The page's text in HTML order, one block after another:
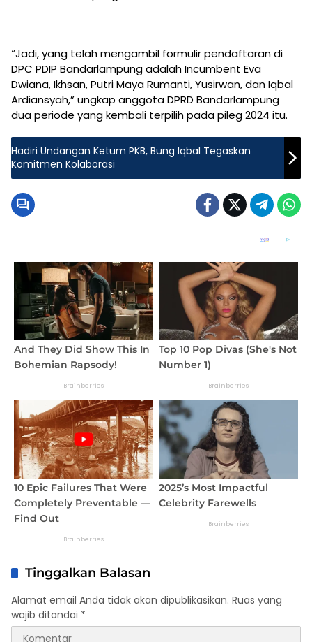
“Jadi, yang telah mengambil formulir pendaftaran di
DPC PDIP Bandarlampung adalah Incumbent Eva
Dwiana, Ikhsan, Putri Maya Rumanti, Yusirwan, dan Iqbal
Ardiansyah,” ungkap anggota DPRD Bandarlampung
dua periode yang kembali terpilih pada pileg 2024 itu.
Hadiri Undangan Ketum PKB, Bung Iqbal Tegaskan
Komitmen Kolaborasi
Tinggalkan Balasan
Alamat email Anda tidak akan dipublikasikan. Ruas yang
wajib ditandai *